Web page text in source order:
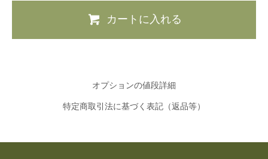
カートに入れる
オプションの値段詳細
特定商取引法に基づく表記（返品等）